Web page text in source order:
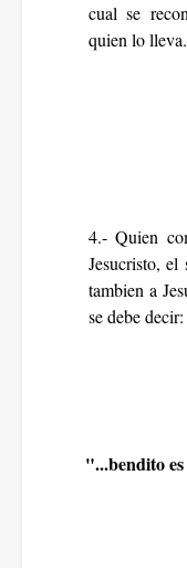
cual se
quien lo lleva.
4.- Quien
Jesucristo, el
tambien a
se debe decir:
"...bendito